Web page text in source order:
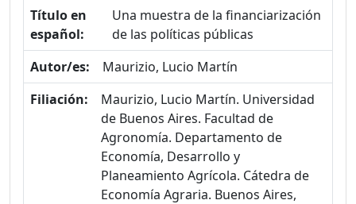
Título en
español:
Una muestra de la financiarización
de las políticas públicas
Autor/es:
Maurizio, Lucio Martín
Filiación:
Maurizio, Lucio Martín. Universidad
de Buenos Aires. Facultad de
Agronomía. Departamento de
Economía, Desarrollo y
Planeamiento Agrícola. Cátedra de
Economía Agraria. Buenos Aires,